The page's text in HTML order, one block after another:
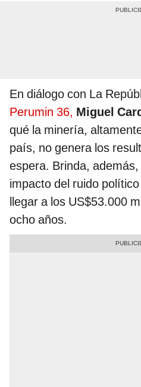
En diálogo con La
Perumin 36, Miguel
qué la minería,
país, no genera los
espera. Brinda,
impacto del ruido
llegar a los US$53.000
ocho años.